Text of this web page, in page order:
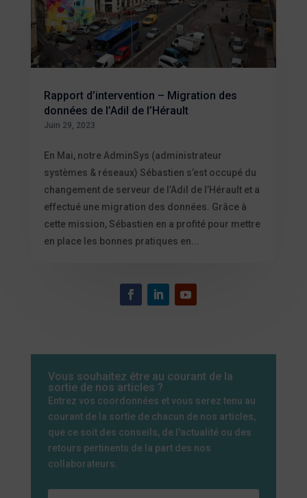
Rapport d’intervention – Migration des
données de l’Adil de l’Hérault
Juin 29, 2023
En Mai, notre AdminSys (administrateur
systèmes & réseaux) Sébastien s’est occupé du
changement de serveur de l’Adil de l’Hérault et a
effectué une migration des données. Grâce à
cette mission, Sébastien en a profité pour mettre
en place les bonnes pratiques en...
Vous souhaitez être au courant de la
sortie de nos articles ?
Entrez vos coordonnées et vous serez tenu au
courant de la sortie de chacun de nos articles,
que ce soit des conseils, de l'actualité ou des
retours pertinents de la part des nos
collaborateurs.